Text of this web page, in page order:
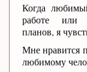
Когда
работе или
планов, я
Мне нравится
любимому